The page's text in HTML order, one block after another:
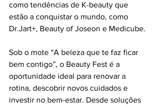
como tendências de K-beauty que
estão a conquistar o mundo, como
Dr.Jart+, Beauty of Joseon e Medicube.
Sob o mote “A beleza que te faz ficar
bem contigo”, o Beauty Fest é a
oportunidade ideal para renovar a
rotina, descobrir novos cuidados e
investir no bem-estar. Desde soluções